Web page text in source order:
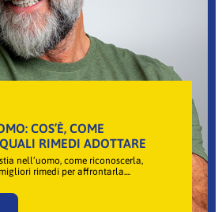
COS’È, COME
RIMEDI ADOTTARE
nell’uomo, come riconoscerla,
rimedi per affrontarla....